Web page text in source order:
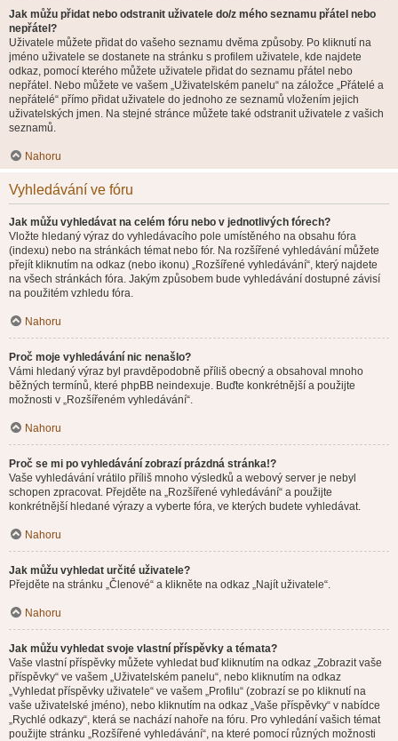
Jak můžu přidat nebo odstranit uživatele do/z mého seznamu přátel nebo
nepřátel?
Uživatele můžete přidat do vašeho seznamu dvěma způsoby. Po kliknutí na
jméno uživatele se dostanete na stránku s profilem uživatele, kde najdete
odkaz, pomocí kterého můžete uživatele přidat do seznamu přátel nebo
nepřátel. Nebo můžete ve vašem „Uživatelském panelu“ na záložce „Přátelé a
nepřátelé“ přímo přidat uživatele do jednoho ze seznamů vložením jejich
uživatelských jmen. Na stejné stránce můžete také odstranit uživatele z vašich
seznamů.
Nahoru
Vyhledávání ve fóru
Jak můžu vyhledávat na celém fóru nebo v jednotlivých fórech?
Vložte hledaný výraz do vyhledávacího pole umístěného na obsahu fóra
(indexu) nebo na stránkách témat nebo fór. Na rozšířené vyhledávání můžete
přejít kliknutím na odkaz (nebo ikonu) „Rozšířené vyhledávání“, který najdete
na všech stránkách fóra. Jakým způsobem bude vyhledávání dostupné závisí
na použitém vzhledu fóra.
Nahoru
Proč moje vyhledávání nic nenašlo?
Vámi hledaný výraz byl pravděpodobně příliš obecný a obsahoval mnoho
běžných termínů, které phpBB neindexuje. Buďte konkrétnější a použijte
možnosti v „Rozšířeném vyhledávání“.
Nahoru
Proč se mi po vyhledávání zobrazí prázdná stránka!?
Vaše vyhledávání vrátilo příliš mnoho výsledků a webový server je nebyl
schopen zpracovat. Přejděte na „Rozšířené vyhledávání“ a použijte
konkrétnější hledané výrazy a vyberte fóra, ve kterých budete vyhledávat.
Nahoru
Jak můžu vyhledat určité uživatele?
Přejděte na stránku „Členové“ a klikněte na odkaz „Najít uživatele“.
Nahoru
Jak můžu vyhledat svoje vlastní příspěvky a témata?
Vaše vlastní příspěvky můžete vyhledat buď kliknutím na odkaz „Zobrazit vaše
příspěvky“ ve vašem „Uživatelském panelu“, nebo kliknutím na odkaz
„Vyhledat příspěvky uživatele“ ve vašem „Profilu“ (zobrazí se po kliknutí na
vaše uživatelské jméno), nebo kliknutím na odkaz „Vaše příspěvky“ v nabídce
„Rychlé odkazy“, která se nachází nahoře na fóru. Pro vyhledání vašich témat
použijte stránku „Rozšířené vyhledávání“, na které pomocí různých možnosti